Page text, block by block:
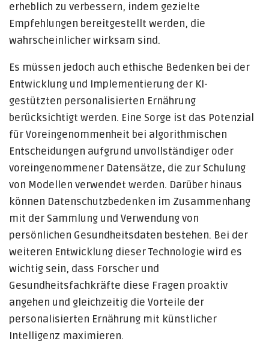
erheblich zu verbessern, indem gezielte
Empfehlungen bereitgestellt werden, die
wahrscheinlicher wirksam sind.
Es müssen jedoch auch ethische Bedenken bei der
Entwicklung und Implementierung der KI-
gestützten personalisierten Ernährung
berücksichtigt werden. Eine Sorge ist das Potenzial
für Voreingenommenheit bei algorithmischen
Entscheidungen aufgrund unvollständiger oder
voreingenommener Datensätze, die zur Schulung
von Modellen verwendet werden. Darüber hinaus
können Datenschutzbedenken im Zusammenhang
mit der Sammlung und Verwendung von
persönlichen Gesundheitsdaten bestehen. Bei der
weiteren Entwicklung dieser Technologie wird es
wichtig sein, dass Forscher und
Gesundheitsfachkräfte diese Fragen proaktiv
angehen und gleichzeitig die Vorteile der
personalisierten Ernährung mit künstlicher
Intelligenz maximieren.